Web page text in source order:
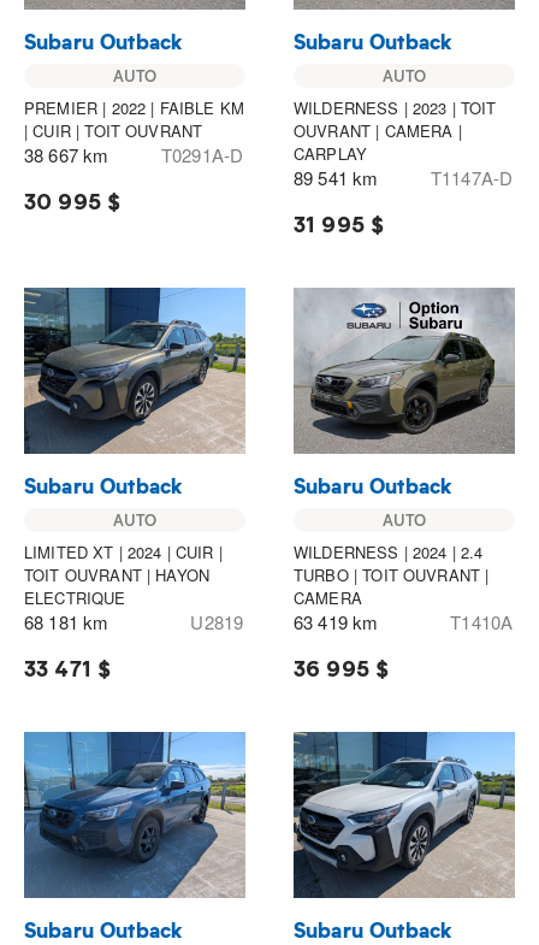
Subaru Outback
AUTO
PREMIER | 2022 | FAIBLE KM
| CUIR | TOIT OUVRANT
38 667 km T0291A-D
30 995 $
Subaru Outback
AUTO
WILDERNESS | 2023 | TOIT
OUVRANT | CAMERA |
CARPLAY
89 541 km T1147A-D
31 995 $
Subaru Outback
AUTO
LIMITED XT | 2024 | CUIR |
TOIT OUVRANT | HAYON
ELECTRIQUE
68 181 km U2819
33 471 $
Subaru Outback
AUTO
WILDERNESS | 2024 | 2.4
TURBO | TOIT OUVRANT |
CAMERA
63 419 km T1410A
36 995 $
Subaru Outback Subaru Outback